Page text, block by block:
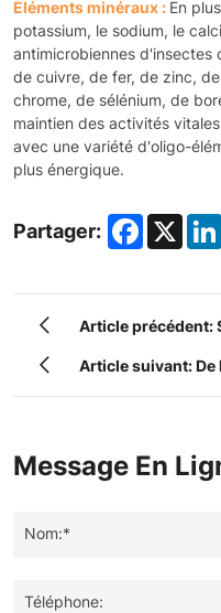
Éléments minéraux : En
potassium, le sodium, le
antimicrobiennes d'insectes
de cuivre, de fer, de zinc,
chrome, de sélénium, de
maintien des activités
avec une variété d'oligo-
plus énergique.
Partager: Facebook
X
Article précédent:
protéines
Article suivant: De
des bioplastiques
de vers de farine
Message En
Nom:*
Téléphone: